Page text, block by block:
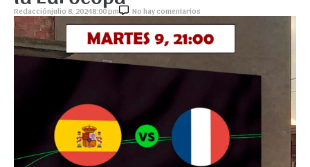
Redacciónjulio 8, 20248:00 pm No hay comentarios